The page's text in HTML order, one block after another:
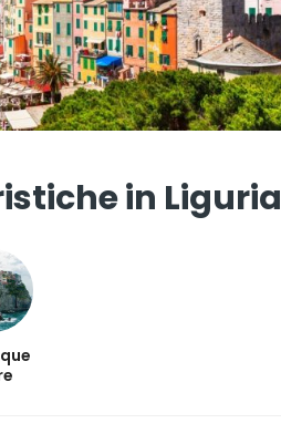
in Liguria